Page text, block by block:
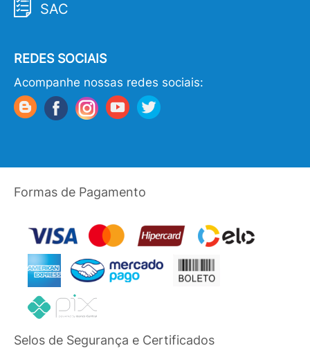
SAC
REDES SOCIAIS
Acompanhe nossas redes sociais:
Formas de Pagamento
Selos de Segurança e Certificados